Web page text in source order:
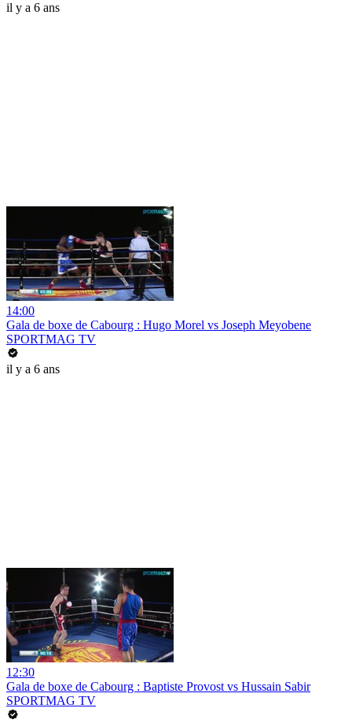
il y a 6 ans
14:00
Gala de boxe de Cabourg : Hugo Morel vs Joseph Meyobene
SPORTMAG TV
il y a 6 ans
12:30
Gala de boxe de Cabourg : Baptiste Provost vs Hussain Sabir
SPORTMAG TV